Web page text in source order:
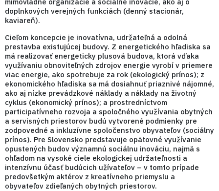
doplnkových verejných funkciách (denný stacionár,
kaviareň).
Cieľom koncepcie je inovatívna, udržateľná a odolná
prestavba existujúcej budovy. Z energetického hľadiska sa
má realizovať energeticky plusová budova, ktorá vďaka
využívaniu obnoviteľných zdrojov energie vyrobí v priemere
viac energie, ako spotrebuje za rok (ekologický prínos); z
ekonomického hľadiska sa má dosiahnuť priaznivé nájomné,
ako aj nízke prevádzkové náklady a náklady na životný
cyklus (ekonomický prínos); a prostredníctvom
participatívneho rozvoja a spoločného využívania obytných
a servisných priestorov budú vytvorené podmienky pre
zodpovedné a inkluzívne spoločenstvo obyvateľov (sociálny
prínos). Pre Slovensko predstavuje opätovné využívanie
opustených budov významnú sociálnu inováciu, najmä s
ohľadom na vysoké ciele ekologickej udržateľnosti a
intenzívnu účasť budúcich užívateľov – v tomto prípade
predovšetkým aktérov z kreatívneho priemyslu a
obyvateľov zdieľaných obytných priestorov.